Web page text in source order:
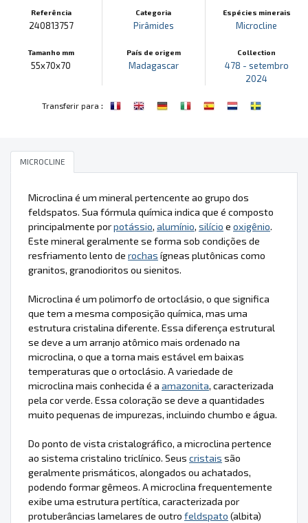
Referência
240813757
Tamanho mm
55x70x70
Categoria
Pirâmides
País de origem
Madagascar
Espécies minerais
Microcline
Collection
478 - setembro
2024
Transferir para :
MICROCLINE
Microclina é um mineral pertencente ao grupo dos
feldspatos. Sua fórmula química indica que é composto
principalmente porpotássio, alumínio, silício e oxigênio.
Este mineral geralmente se forma sob condições de
resfriamento lento de rochas ígneas plutônicas como
granitos, granodioritos ou sienitos.
Microclina é um polimorfo de ortoclásio, o que significa
que tem a mesma composição química, mas uma
estrutura cristalina diferente. Essa diferença estrutural
se deve a um arranjo atômico mais ordenado na
microclina, o que a torna mais estável em baixas
temperaturas que o ortoclásio. A variedade de
microclina mais conhecida é a amazonita, caracterizada
pela cor verde. Essa coloração se deve a quantidades
muito pequenas de impurezas, incluindo chumbo e água.
Do ponto de vista cristalográfico, a microclina pertence
ao sistema cristalino triclínico. Seus cristais são
geralmente prismáticos, alongados ou achatados,
podendo formar gêmeos. A microclina frequentemente
exibe uma estrutura pertítica, caracterizada por
protuberâncias lamelares de outro feldspato (albita)